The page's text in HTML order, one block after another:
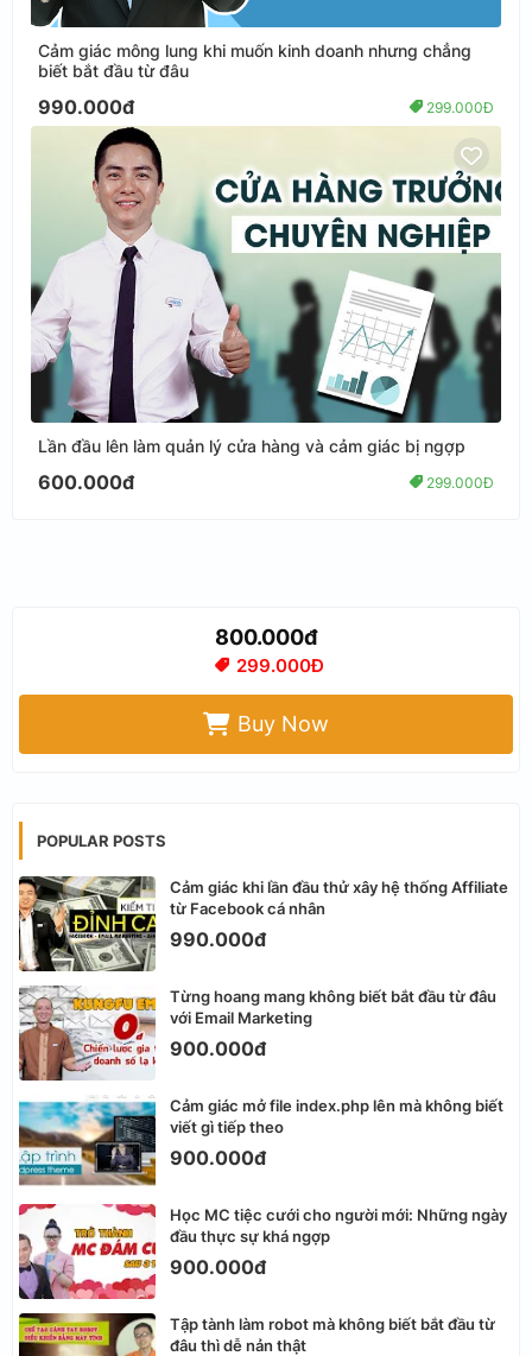
Cảm giác mông lung khi muốn kinh doanh nhưng chẳng
biết bắt đầu từ đâu
990.000đ 299.000Đ
Lần đầu lên làm quản lý cửa hàng và cảm giác bị ngợp
600.000đ 299.000Đ
800.000đ
299.000Đ
Buy Now
POPULAR POSTS
Cảm giác khi lần đầu thử xây hệ thống Affiliate
từ Facebook cá nhân
990.000đ
Từng hoang mang không biết bắt đầu từ đâu
với Email Marketing
900.000đ
Cảm giác mở file index.php lên mà không biết
viết gì tiếp theo
900.000đ
Học MC tiệc cưới cho người mới: Những ngày
đầu thực sự khá ngợp
900.000đ
Tập tành làm robot mà không biết bắt đầu từ
đâu thì dễ nản thật